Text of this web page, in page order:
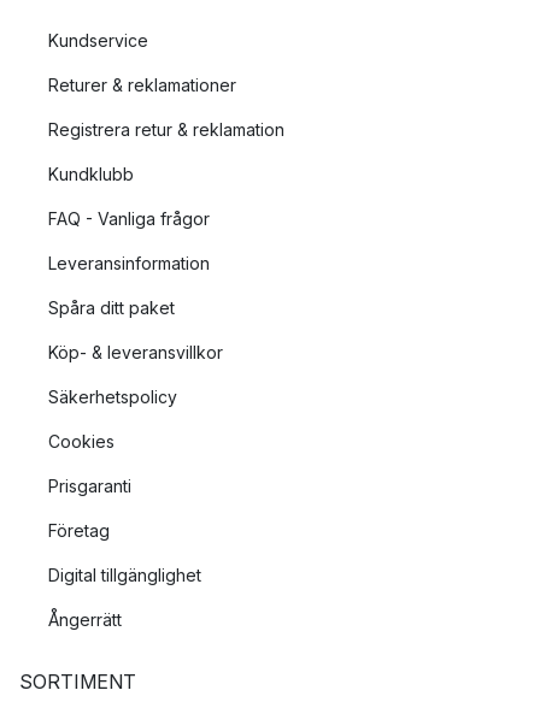
Kundservice
Returer & reklamationer
Registrera retur & reklamation
Kundklubb
FAQ - Vanliga frågor
Leveransinformation
Spåra ditt paket
Köp- & leveransvillkor
Säkerhetspolicy
Cookies
Prisgaranti
Företag
Digital tillgänglighet
Ångerrätt
SORTIMENT